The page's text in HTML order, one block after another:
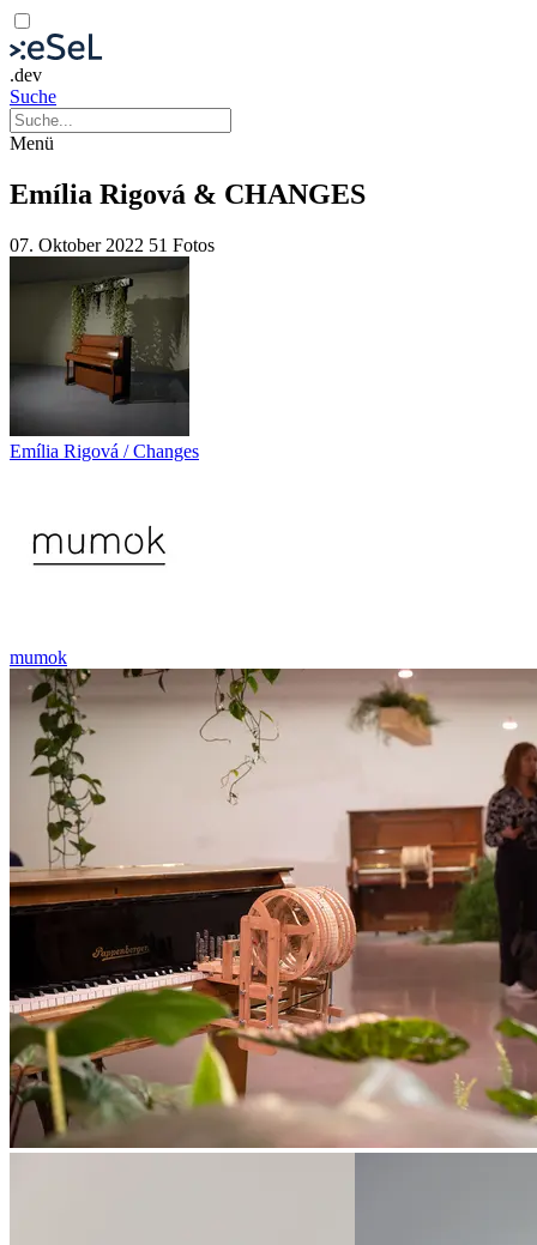
.dev
Suche
Menü
Emília Rigová & CHANGES
07. Oktober 2022 51 Fotos
Emília Rigová / Changes
mumok